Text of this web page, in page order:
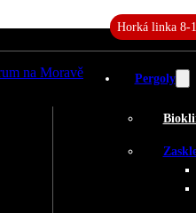
Horká linka 8-
Pergoly